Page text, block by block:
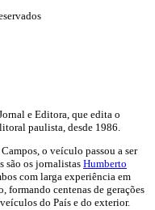
e Editora, que edita o
paulista, desde 1986.
o veículo passou a ser
são os jornalistas Humberto
com larga experiência em
formando centenas de gerações
do País e do exterior.